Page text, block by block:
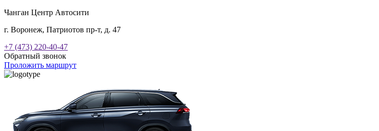
Чанган Центр Автосити
г. Воронеж, Патриотов пр-т, д. 47
+7 (473) 220-40-47
Обратный звонок
Проложить маршрут